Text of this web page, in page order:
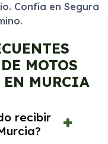
Confía en Segura
MOTOS
EN MURCIA
recibir